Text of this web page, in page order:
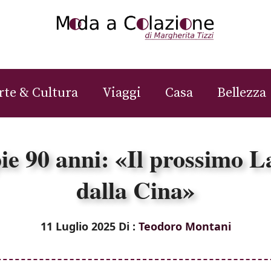
& Cultura Viaggi Casa Bellezza
90 anni: «Il prossimo
dalla Cina»
11 Luglio 2025 Di : Teodoro Montani